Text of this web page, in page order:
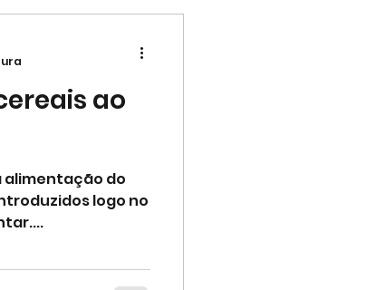
ao
alimentação do
logo no